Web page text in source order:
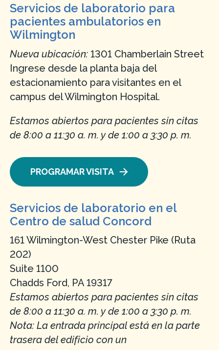
Servicios de laboratorio para
pacientes ambulatorios en
Wilmington
Nueva ubicación: 1301 Chamberlain Street
Ingrese desde la planta baja del
estacionamiento para visitantes en el
campus del Wilmington Hospital.
Estamos abiertos para pacientes sin citas
de 8:00 a 11:30 a. m. y de 1:00 a 3:30 p. m.
PROGRAMAR VISITA
Servicios de laboratorio en el
Centro de salud Concord
161 Wilmington-West Chester Pike (Ruta
202)
Suite 1100
Chadds Ford, PA 19317
Estamos abiertos para pacientes sin citas
de 8:00 a 11:30 a. m. y de 1:00 a 3:30 p. m.
Nota: La entrada principal está en la parte
trasera del edificio con un